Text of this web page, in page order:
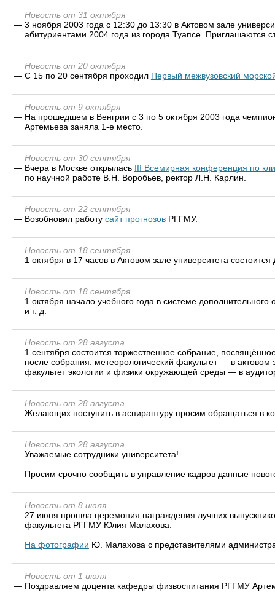
Новость от 31 октября
— 3 ноября 2003 года с 12:30 до 13:30 в Актовом зале
абитуриентами 2004 года из города Туапсе. Приглашаются
Новость от 20 октября
— С 15 по 20 сентября проходил Первый межвузовский
Новость от 9 октября
— На прошедшем в Венгрии с 3 по 5 октября 2003 года
Артемьева заняла 1-е место.
Новость от 30 сентября
— Вчера в Москве открылась III Всемирная конференция по
по научной работе В.Н. Воробьев, ректор Л.Н. Карлин.
Новость от 22 сентября
— Возобновил работу сайт прогнозовРГГМУ.
Новость от 18 сентября
— 1 октября в 17 часов в Актовом зале университета
Новость от 18 сентября
— 1 октября начало учебного года в системе
и т. д.
Новость от 28 августа
— 1 сентября состоится торжественное собрание,
после собрания: метеорологический факультет — в
факультет экологии и физики окружающей среды — в
Новость от 28 августа
— Желающих поступить в аспирантуру просим обращаться в
Новость от 28 августа
— Уважаемые сотрудники университета!
Просим срочно сообщить в управление кадров данные
Новость от 8 июля
— 27 июня прошла церемония награждения лучших
факультета РГГМУ Юлия Малахова.
На фотографии Ю. Малахова с представителями
Новость от 1 июля
— Поздравляем доцента кафедры физвоспитания РГГМУ